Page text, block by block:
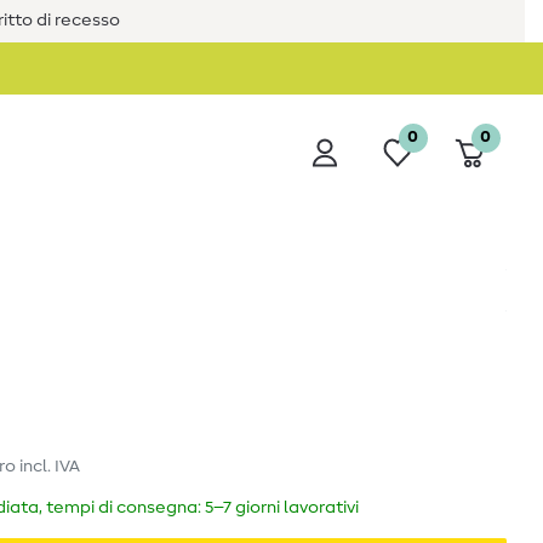
di recesso
0 0
incl. IVA
tempi di consegna: 5–7 giorni lavorativi